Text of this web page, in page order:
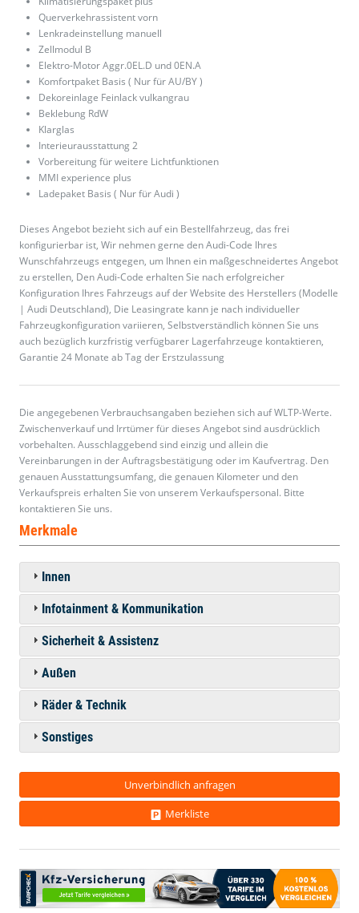
Querverkehrassistent vorn
Lenkradeinstellung manuell
Zellmodul B
Elektro-Motor Aggr.0EL.D und 0EN.A
Komfortpaket Basis ( Nur für AU/BY )
Dekoreinlage Feinlack vulkangrau
Beklebung RdW
Klarglas
Interieurausstattung 2
Vorbereitung für weitere Lichtfunktionen
MMI experience plus
Ladepaket Basis ( Nur für Audi )
Dieses Angebot bezieht sich auf ein Bestellfahrzeug, das frei
konfigurierbar ist, Wir nehmen gerne den Audi-Code Ihres
Wunschfahrzeugs entgegen, um Ihnen ein maßgeschneidertes Angebot
zu erstellen, Den Audi-Code erhalten Sie nach erfolgreicher
Konfiguration Ihres Fahrzeugs auf der Website des Herstellers (Modelle
| Audi Deutschland), Die Leasingrate kann je nach individueller
Fahrzeugkonfiguration variieren, Selbstverständlich können Sie uns
auch bezüglich kurzfristig verfügbarer Lagerfahrzeuge kontaktieren,
Garantie 24 Monate ab Tag der Erstzulassung
Die angegebenen Verbrauchsangaben beziehen sich auf WLTP-Werte.
Zwischenverkauf und Irrtümer für dieses Angebot sind ausdrücklich
vorbehalten. Ausschlaggebend sind einzig und allein die
Vereinbarungen in der Auftragsbestätigung oder im Kaufvertrag. Den
genauen Ausstattungsumfang, die genauen Kilometer und den
Verkaufspreis erhalten Sie von unserem Verkaufspersonal. Bitte
kontaktieren Sie uns.
Merkmale
Innen
Infotainment & Kommunikation
Sicherheit & Assistenz
Außen
Räder & Technik
Sonstiges
Unverbindlich anfragen
Merkliste